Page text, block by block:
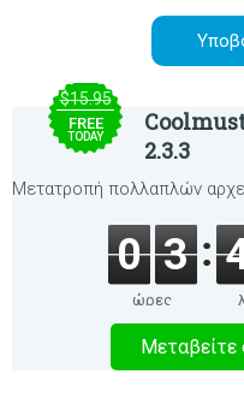
$15.95
FREE
TODAY
2.3.3
Μετατροπή πολλαπλών
0 3
ώρες
Μεταβείτε